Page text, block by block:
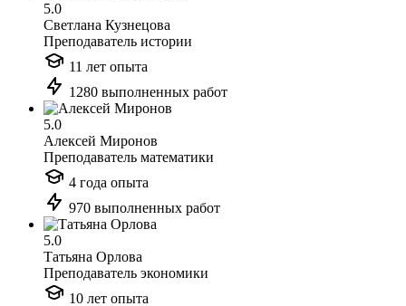
5.0
Светлана Кузнецова
Преподаватель истории
11 лет опыта
1280 выполненных работ
5.0
Алексей Миронов
Преподаватель математики
4 года опыта
970 выполненных работ
5.0
Татьяна Орлова
Преподаватель экономики
10 лет опыта